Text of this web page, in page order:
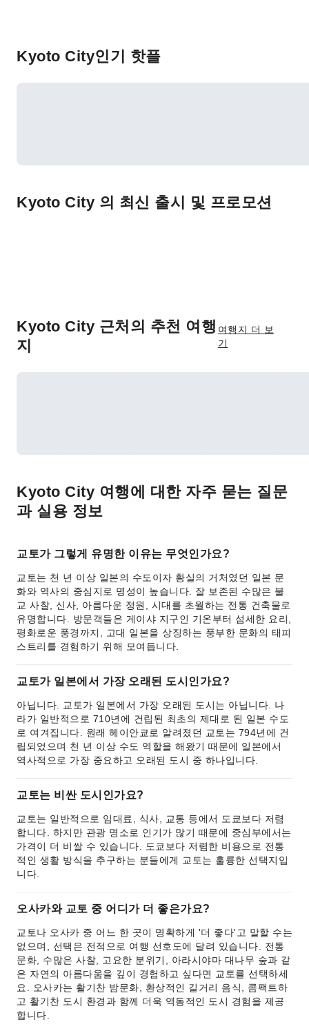
Kyoto City인기 핫플
Kyoto City 의 최신 출시 및 프로모션
Kyoto City 근처의 추천 여행
지
여행지 더 보
기
Kyoto City 여행에 대한 자주 묻는 질문
과 실용 정보
교토가 그렇게 유명한 이유는 무엇인가요?
교토는 천 년 이상 일본의 수도이자 황실의 거처였던 일본 문
화와 역사의 중심지로 명성이 높습니다. 잘 보존된 수많은 불
교 사찰, 신사, 아름다운 정원, 시대를 초월하는 전통 건축물로
유명합니다. 방문객들은 게이샤 지구인 기온부터 섬세한 요리,
평화로운 풍경까지, 고대 일본을 상징하는 풍부한 문화의 태피
스트리를 경험하기 위해 모여듭니다.
교토가 일본에서 가장 오래된 도시인가요?
아닙니다. 교토가 일본에서 가장 오래된 도시는 아닙니다. 나
라가 일반적으로 710년에 건립된 최초의 제대로 된 일본 수도
로 여겨집니다. 원래 헤이안쿄로 알려졌던 교토는 794년에 건
립되었으며 천 년 이상 수도 역할을 해왔기 때문에 일본에서
역사적으로 가장 중요하고 오래된 도시 중 하나입니다.
교토는 비싼 도시인가요?
교토는 일반적으로 임대료, 식사, 교통 등에서 도쿄보다 저렴
합니다. 하지만 관광 명소로 인기가 많기 때문에 중심부에서는
가격이 더 비쌀 수 있습니다. 도쿄보다 저렴한 비용으로 전통
적인 생활 방식을 추구하는 분들에게 교토는 훌륭한 선택지입
니다.
오사카와 교토 중 어디가 더 좋은가요?
교토나 오사카 중 어느 한 곳이 명확하게 '더 좋다'고 말할 수는
없으며, 선택은 전적으로 여행 선호도에 달려 있습니다. 전통
문화, 수많은 사찰, 고요한 분위기, 아라시야마 대나무 숲과 같
은 자연의 아름다움을 깊이 경험하고 싶다면 교토를 선택하세
요. 오사카는 활기찬 밤문화, 환상적인 길거리 음식, 콤팩트하
고 활기찬 도시 환경과 함께 더욱 역동적인 도시 경험을 제공
합니다.